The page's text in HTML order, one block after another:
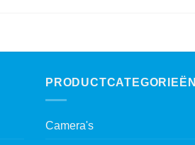
PRODUCTCATEGORIEËN
Camera's